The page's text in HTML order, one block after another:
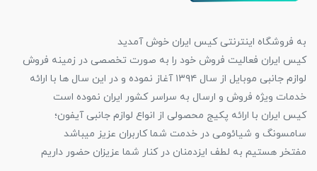
به فروشگاه اینترنتی کیس ایران خوش آمدید
کیس ایران فعالیت فروش خود را به صورت تخصصی در زمینه فروش
لوازم جانبی موبایل از سال ۱۳۹۴ آغاز نموده و در این سال ها با ارائه
خدمات ویژه فروش و ارسال به سراسر کشور ایران نموده است
کیس ایران با ارائه پکیج محصولی از انواع لوازم جانبی آیفون؛
سامسونگ و شیائومی در خدمت شما کاربران عزیز میباشد
مفتخر هستیم به لطف ایزدمنان در کنار شما عزیزان حضور داریم